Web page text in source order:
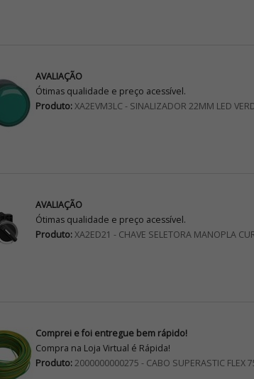
AVALIAÇÃO
Ótimas qualidade e preço acessível.
Produto:XA2EVM3LC - SINALIZADOR 22MM LED
AVALIAÇÃO
Ótimas qualidade e preço acessível.
Produto:XA2ED21 - CHAVE SELETORA MANOPLA
Comprei e foi entregue bem rápido!
Compra na Loja Virtual é Rápida!
Produto:2000000000275 - CABO SUPERASTIC FLEX